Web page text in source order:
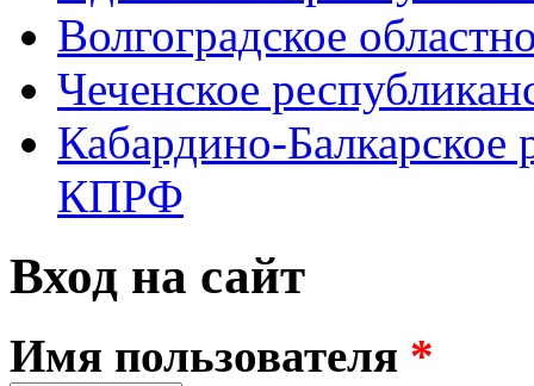
Волгоградское
Чеченское
Кабардино-Балкарское
КПРФ
Вход на сайт
Имя пользователя *